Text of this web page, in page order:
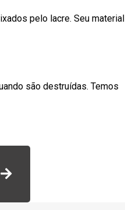
pelo lacre. Seu material
são destruídas. Temos